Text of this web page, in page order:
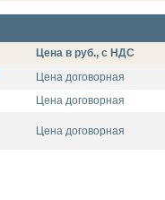
Цена в руб., с НДС
Цена договорная
Цена договорная
Цена договорная